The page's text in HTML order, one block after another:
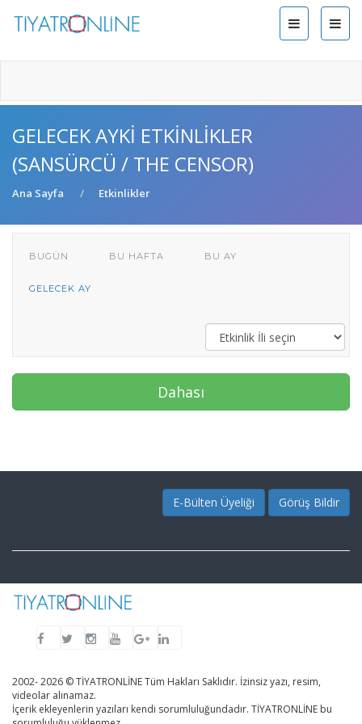
GELECEK AYKI ETKINLIKLER
(SANSÜRCÜ / THE CENSOR)
Ana Sayfa Etkinlikler
BUGÜN BU HAFTA BU AY
GELECEK AY
Dahası
E-Bülten Üyeliği Görüş Bildir
2002- 2026 © TİYATRONLİNE Tüm Hakları Saklıdır. İzinsiz yazı, resim,
videolar alınamaz.
İçerik ekleyenlerin yazıları kendi sorumluluğundadır. TİYATRONLİNE bu